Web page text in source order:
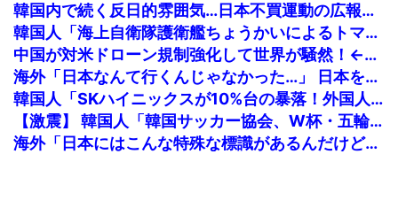
韓国内で続く反日的雰囲気…日本不買運動の広報チラシを受け取った日本人留学生困惑＝韓国の反応
韓国人「海上自衛隊護衛艦ちょうかいによるトマホーク巡航ミサイルの実射試験に韓国人が衝撃！」→「着々と進む最新鋭の防衛装備‥」
中国が対米ドローン規制強化して世界が騒然！←「事実上の禁輸措置か？」（海外の反応）
海外「日本なんて行くんじゃなかった…」 日本を知ってしまったディズニー信者、帰国後『本家』に失望する事態に
韓国人「SKハイニックスが10%台の暴落！外国人投資家と機関が売り越しを仕掛けコスピが4%を超える大幅な下落‥」
【激震】 韓国人「韓国サッカー協会、W杯・五輪で複数回の性接待を行い審判を買収していたことが発覚…（ブルブル」＝韓国の反応
海外「日本にはこんな特殊な標識があるんだけど皆は見たことある？」→「何これめちゃくちゃ可愛いｗｗ」【海外の反応】